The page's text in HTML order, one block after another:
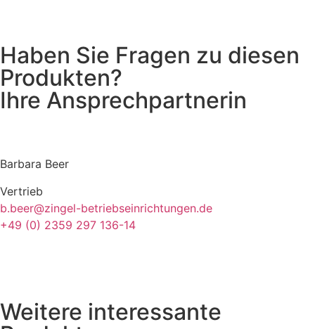
Haben Sie Fragen zu diesen
Produkten?
Ihre Ansprechpartnerin
Barbara Beer
Vertrieb
b.beer@zingel-betriebseinrichtungen.de
+49 (0) 2359 297 136-14
Weitere interessante